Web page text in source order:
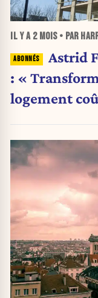
IL Y A 2 MOIS• PAR
Astrid
: «
logement